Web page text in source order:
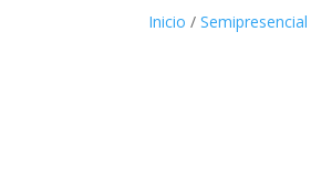
Inicio /Semipresencial